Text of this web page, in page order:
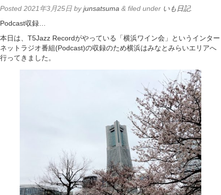
Photo
Contact
YouTube
Posted 2021年3月25日 byjunsatsuma & filed under いも日記.
Podcast収録…
本日は、T5Jazz Recordがやっている「横浜ワイン会」というインター
ネットラジオ番組(Podcast)の収録のため横浜はみなとみらいエリアへ
行ってきました。